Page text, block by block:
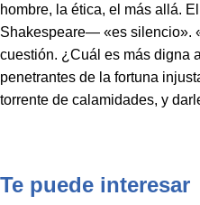
hombre, la ética, el más allá.
Shakespeare— «es silencio».
cuestión. ¿Cuál es más digna
penetrantes de la fortuna
torrente de calamidades, y
Te puede interesar